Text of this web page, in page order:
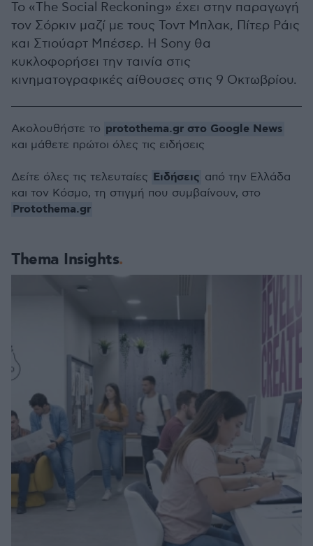
Το «The Social Reckoning» έχει στην παραγωγή
τον Σόρκιν μαζί με τους Τοντ Μπλακ, Πίτερ Ράις
και Στιούαρτ Μπέσερ. Η Sony θα
κυκλοφορήσει την ταινία στις
κινηματογραφικές αίθουσες στις 9 Οκτωβρίου.
Thema Insights
Ακολουθήστε το protothema.gr στο Google News
και μάθετε πρώτοι όλες τις ειδήσεις
Δείτε όλες τις τελευταίες Ειδήσεις από την Ελλάδα
και τον Κόσμο, τη στιγμή που συμβαίνουν, στο
Protothema.gr